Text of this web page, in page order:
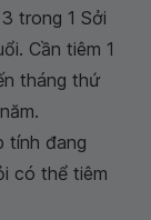
trong 1 Sởi
Cần tiêm 1
tháng thứ
tính đang
có thể tiêm